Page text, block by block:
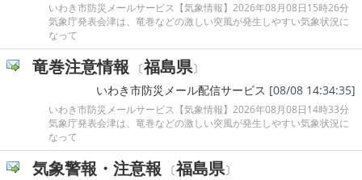
いわき市防災メールサービス【気象情報】2026年08月08日15時26分
気象庁発表会津は、竜巻などの激しい突風が発生しやすい気象状況に
なって
竜巻注意情報 〔福島県〕
いわき市防災メール配信サービス [08/08 14:34:35]
いわき市防災メールサービス【気象情報】2026年08月08日14時33分
気象庁発表会津は、竜巻などの激しい突風が発生しやすい気象状況に
なって
気象警報・注意報 〔福島県〕